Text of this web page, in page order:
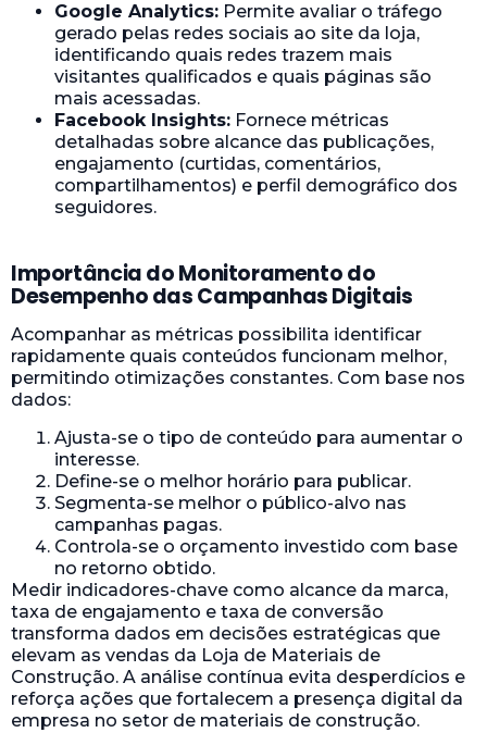
Google Analytics: Permite avaliar o tráfego
gerado pelas redes sociais ao site da loja,
identificando quais redes trazem mais
visitantes qualificados e quais páginas são
mais acessadas.
Facebook Insights: Fornece métricas
detalhadas sobre alcance das publicações,
engajamento (curtidas, comentários,
compartilhamentos) e perfil demográfico dos
seguidores.
Importância do Monitoramento do
Desempenho das Campanhas Digitais
Acompanhar as métricas possibilita identificar
rapidamente quais conteúdos funcionam melhor,
permitindo otimizações constantes. Com base nos
dados:
Ajusta-se o tipo de conteúdo para aumentar o
interesse.
Define-se o melhor horário para publicar.
Segmenta-se melhor o público-alvo nas
campanhas pagas.
Controla-se o orçamento investido com base
no retorno obtido.
Medir indicadores-chave como alcance da marca,
taxa de engajamento e taxa de conversão
transforma dados em decisões estratégicas que
elevam as vendas da Loja de Materiais de
Construção. A análise contínua evita desperdícios e
reforça ações que fortalecem a presença digital da
empresa no setor de materiais de construção.